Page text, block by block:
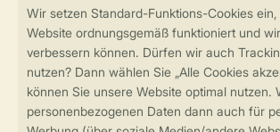
Sicher und schnell zur Online-
Sichere Datenübertragung
Sicheres Bezahlen